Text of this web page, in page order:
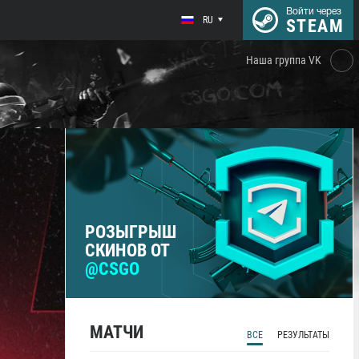
RU
Войти через
STEAM
Наша группа VK
РОЗЫГРЫШ
СКИНОВ ОТ
@CSGO
МАТЧИ ВСЕ РЕЗУЛЬТАТЫ